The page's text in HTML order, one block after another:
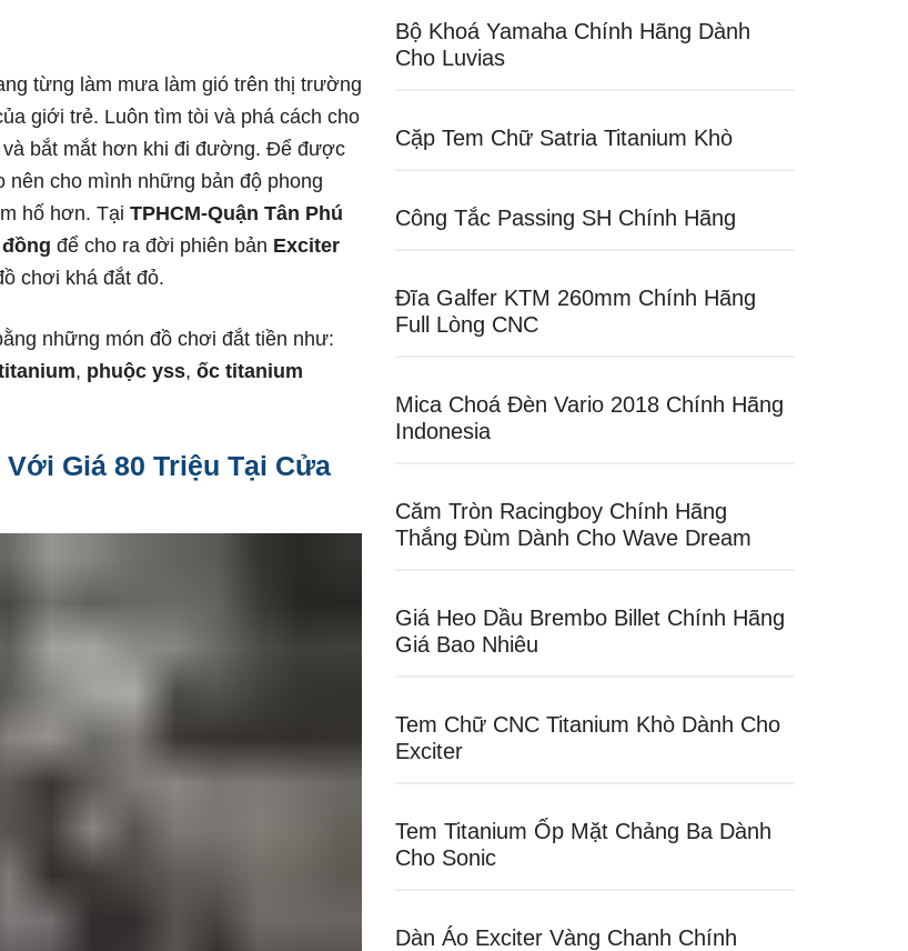
từng làm mưa làm gió trên thị trường
giới trẻ. Luôn tìm tòi và phá cách cho
và bắt mắt hơn khi đi đường. Để được
nên cho mình những bản độ phong
hố hơn. Tại TPHCM-Quận Tân Phú
để cho ra đời phiên bản Exciter
chơi khá đắt đỏ.
những món đồ chơi đắt tiền như:
, phuộc yss, ốc titanium
Giá 80 Triệu Tại Cửa
Bộ Khoá Yamaha Chính Hãng Dành
Cho Luvias
Cặp Tem Chữ Satria Titanium Khò
Công Tắc Passing SH Chính Hãng
Đĩa Galfer KTM 260mm Chính Hãng
Full Lòng CNC
Mica Choá Đèn Vario 2018 Chính Hãng
Indonesia
Căm Tròn Racingboy Chính Hãng
Thắng Đùm Dành Cho Wave Dream
Giá Heo Dầu Brembo Billet Chính Hãng
Giá Bao Nhiêu
Tem Chữ CNC Titanium Khò Dành Cho
Exciter
Tem Titanium Ốp Mặt Chảng Ba Dành
Cho Sonic
Dàn Áo Exciter Vàng Chanh Chính